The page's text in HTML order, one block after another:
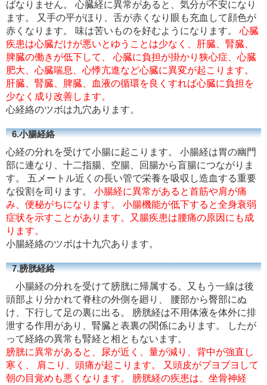
ばなりません。 心臓経に異常があると、気分が不安になり
ます。 又手の平がほり、舌が赤くなり眼も充血して顔色が
赤くなります。 味は苦いものを好むようになります。 心臓
疾患は心臓だけが悪いとゆうことは少なく、肝臓、腎臓、
脾臓の働きが低下して、 心臓に負担が掛かり狭心症、心臓
肥大、心臓喘息、心悸亢進など心臓に異変が起こります。
肝臓、腎臓、脾臓、血液の循環を良くすれば心臓に負担を
少なく成り改善します。
心経絡のツボは九穴あります。
6.小腸経絡
心経の分れを受けて小腸に起こります。 小腸経は胃の幽門
部に連なり、十二指腸、空腸、回腸から盲腸につながりま
す。 五メートル近くの長い管で栄養を吸収し造血する重要
な役割を司ります。 小腸経に異常があると首筋や肩が痛
み、便秘がちになります。 小腸機能が低下すると全身衰弱
症状を示すことがあります。又腸疾患は腰痛の原因にも成
ります。
小腸経絡のツボは十九穴あります。
7.膀胱経絡
小腸経の分れを受けて膀胱に帰属する。又もう一線は後
頭部より分かれて脊柱の外側を廻り、 腰部から臀部にぬ
け、下行して足の裏に出る。 膀胱経は不用体液を体外に排
泄する作用があり、腎臓と表裏の関係にあります。 したが
って経絡の異常も腎経と相ともないます。
膀胱に異常があると、尿が近く、量が減り、背中が強直し
寒く、 肩こり、頭痛が起こります。 又頭皮がブヨブヨして
朝の目覚めも悪くなります。 膀胱経の疾患は、坐骨神経